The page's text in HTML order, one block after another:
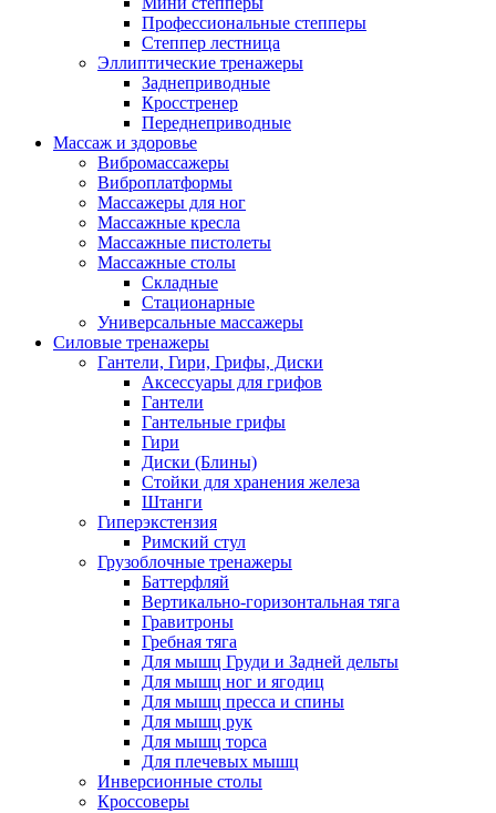
Профессиональные степперы
Степпер лестница
Эллиптические тренажеры
Заднеприводные
Кросстренер
Переднеприводные
Массаж и здоровье
Вибромассажеры
Виброплатформы
Массажеры для ног
Массажные кресла
Массажные пистолеты
Массажные столы
Складные
Стационарные
Универсальные массажеры
Силовые тренажеры
Гантели, Гири, Грифы, Диски
Аксессуары для грифов
Гантели
Гантельные грифы
Гири
Диски (Блины)
Стойки для хранения железа
Штанги
Гиперэкстензия
Римский стул
Грузоблочные тренажеры
Баттерфляй
Вертикально-горизонтальная тяга
Гравитроны
Гребная тяга
Для мышц Груди и Задней дельты
Для мышц ног и ягодиц
Для мышц пресса и спины
Для мышц рук
Для мышц торса
Для плечевых мышц
Инверсионные столы
Кроссоверы